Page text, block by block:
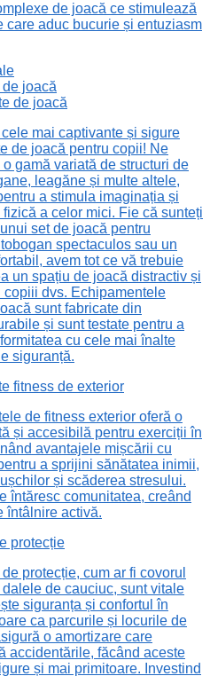
de joacă ce stimulează
care aduc bucurie și entuziasm
joacă
de joacă
mai captivante și sigure
de joacă pentru copii! Ne
o gamă variată de structuri de
leagăne și multe altele,
a stimula imaginația și
a celor mici. Fie că sunteți
set de joacă pentru
spectaculos sau un
avem tot ce vă trebuie
un spațiu de joacă distractiv și
copiii dvs. Echipamentele
sunt fabricate din
și sunt testate pentru a
cu cele mai înalte
siguranță.
fitness de exterior
de fitness exterior oferă o
și accesibilă pentru exerciții în
avantajele mișcării cu
a sprijini sănătatea inimii,
și scăderea stresului.
întăresc comunitatea, creând
întâlnire activă.
protecție
protecție, cum ar fi covorul
de cauciuc, sunt vitale
siguranța și confortul în
ca parcurile și locurile de
o amortizare care
accidentările, făcând aceste
și mai primitoare. Investind